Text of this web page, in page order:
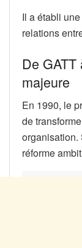
Il a établi
relations
De GATT
majeure
En 1990, le
de
organisation.
réforme